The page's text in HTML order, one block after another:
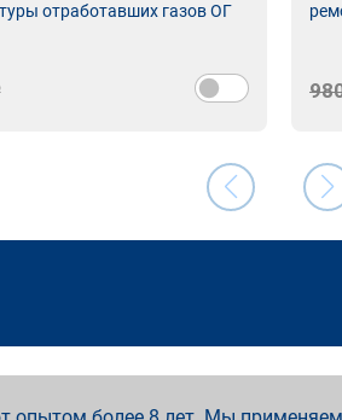
отработавших газов ОГ